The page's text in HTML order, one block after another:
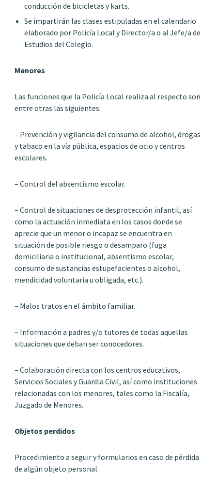
conducción de bicicletas y karts.
Se impartirán las clases estipuladas en el calendario
elaborado por Policía Local y Director/a o al Jefe/a de
Estudios del Colegio.
Menores
Las funciones que la Policía Local realiza al respecto son
entre otras las siguientes:
– Prevención y vigilancia del consumo de alcohol, drogas
y tabaco en la vía pública, espacios de ocio y centros
escolares.
– Control del absentismo escolar.
– Control de situaciones de desprotección infantil, así
como la actuación inmediata en los casos donde se
aprecie que un menor o incapaz se encuentra en
situación de posible riesgo o desamparo (fuga
domiciliaria o institucional, absentismo escolar,
consumo de sustancias estupefacientes o alcohol,
mendicidad voluntaria u obligada, etc.).
– Malos tratos en el ámbito familiar.
– Información a padres y/o tutores de todas aquellas
situaciones que deban ser conocedores.
– Colaboración directa con los centros educativos,
Servicios Sociales y Guardia Civil, así como instituciones
relacionadas con los menores, tales como la Fiscalía,
Juzgado de Menores.
Objetos perdidos
Procedimiento a seguir y formularios en caso de pérdida
de algún objeto personal